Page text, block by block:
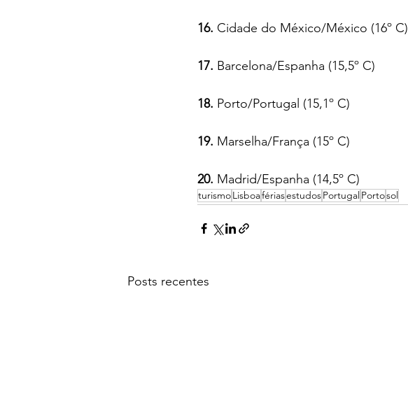
16. Cidade do México/México (16º C)
17. Barcelona/Espanha (15,5º C)
18. Porto/Portugal (15,1º C)
19. Marselha/França (15º C)
20. Madrid/Espanha (14,5º C)
turismoLisboafériasestudosPortugal Portosol
Posts recentes